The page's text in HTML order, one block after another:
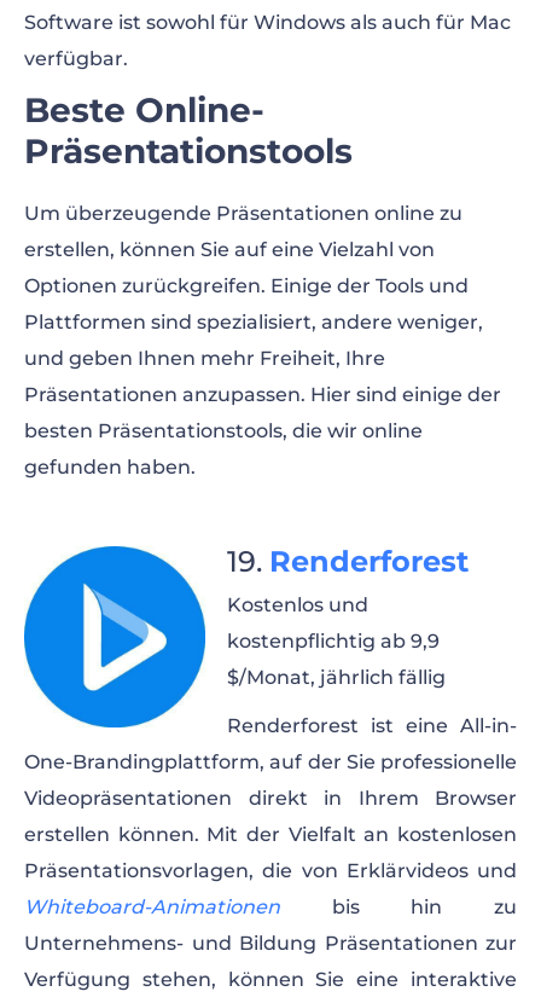
Software ist sowohl für Windows als auch für Mac
verfügbar.
Beste Online-
Präsentationstools
Um überzeugende Präsentationen online zu
erstellen, können Sie auf eine Vielzahl von
Optionen zurückgreifen. Einige der Tools und
Plattformen sind spezialisiert, andere weniger,
und geben Ihnen mehr Freiheit, Ihre
Präsentationen anzupassen. Hier sind einige der
besten Präsentationstools, die wir online
gefunden haben.
Renderforest
Kostenlos und
kostenpflichtig ab 9,9
$/Monat, jährlich fällig
Renderforest ist eine All-in-
One-Brandingplattform, auf der Sie professionelle
Videopräsentationen direkt in Ihrem Browser
erstellen können. Mit der Vielfalt an kostenlosen
Präsentationsvorlagen, die von Erklärvideos und
Whiteboard-Animationen bis hin zu
Unternehmens- und Bildung Präsentationen zur
Verfügung stehen, können Sie eine interaktive